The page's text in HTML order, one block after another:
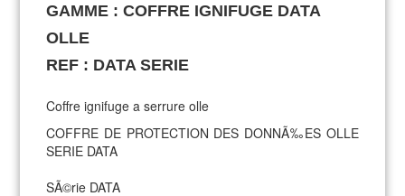
GAMME : COFFRE IGNIFUGE DATA
OLLE
REF : DATA SERIE
Coffre ignifuge a serrure olle
COFFRE DE PROTECTION DES DONNÃ‰ES OLLE
SERIE DATA
SÃ©rie DATA